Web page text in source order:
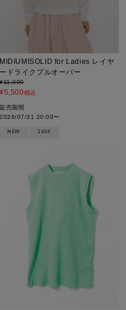
MIDIUMISOLID for Ladies レイヤ
ードライクプルオーバー
¥11,000
¥5,500税込
販売期間
2026/07/31 20:00〜
NEW 26SS